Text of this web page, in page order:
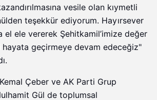
vesile olan kıymetli
teşekkür ediyorum. Hayırsever
el ele vererek Şehitkamil’imize değer
geçirmeye devam edeceğiz"
Çeber ve AK Parti Grup
Gül de toplumsal